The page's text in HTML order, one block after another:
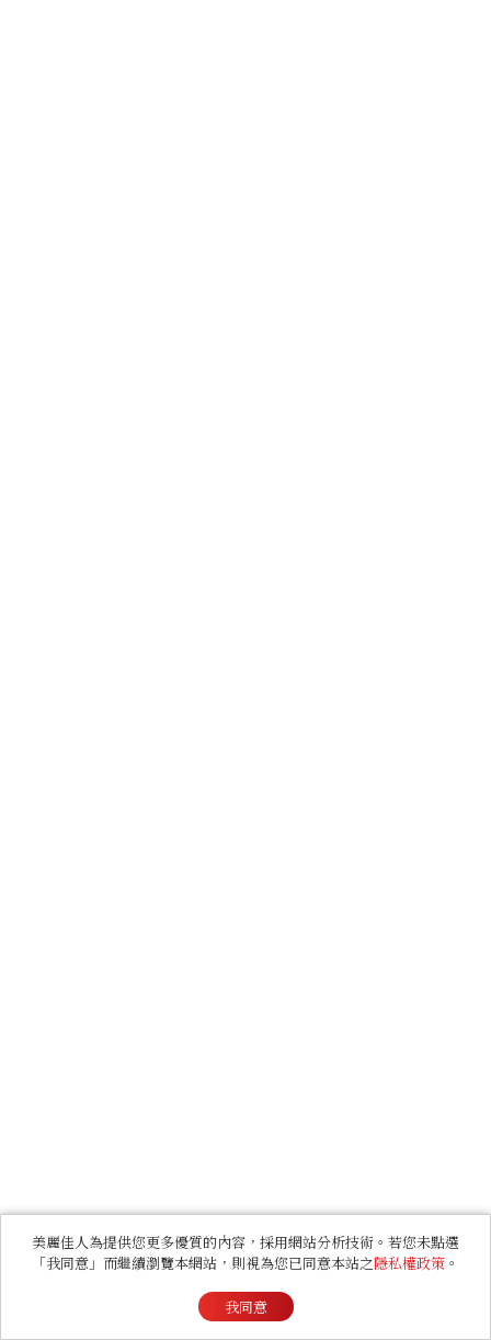
美麗佳人為提供您更多優質的內容，採用網站分析技術。若您未點選
「我同意」而繼續瀏覽本網站，則視為您已同意本站之隱私權政策 。
我同意